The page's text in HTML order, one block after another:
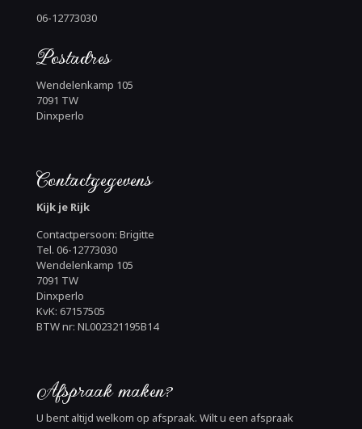
06-12773030
Postadres
Wendelenkamp 105
7091 TW
Dinxperlo
Contactgegevens
Kijk je Rijk
Contactpersoon: Brigitte
Tel. 06-12773030
Wendelenkamp 105
7091 TW
Dinxperlo
KvK: 67157505
BTW nr: NL002321195B14
Afspraak maken?
U bent altijd welkom op afspraak. Wilt u een afspraak